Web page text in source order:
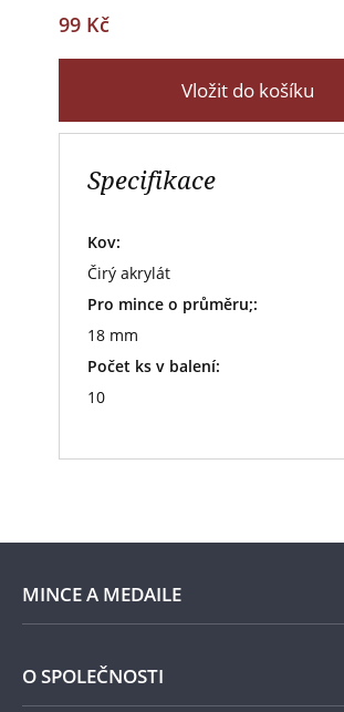
99 Kč
Vložit do košíku
Specifikace
Kov:
Čirý akrylát
Pro mince o průměru;:
18 mm
Počet ks v balení:
10
MINCE A MEDAILE
E-shop
O SPOLEČNOSTI